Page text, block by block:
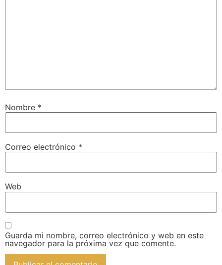
Nombre *
Correo electrónico *
Web
Guarda mi nombre, correo electrónico y web en este
navegador para la próxima vez que comente.